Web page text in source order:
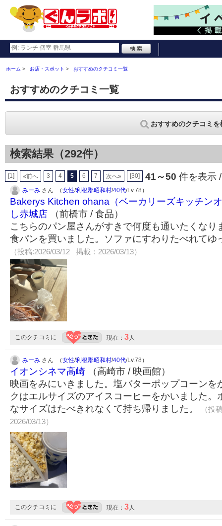
ホーム お店・スポット おすすめのクチコミ一覧
おすすめのクチコミ一覧
おすすめのクチコミを
検索結果（292件）
[1] «前へ 3 4 5 6 7 次へ» [30] 41～50 件を表示
みーみ さん （女性/利根郡昭和村/40代/Lv.78）
Bakerys Kitchen ohana（ベーカリーズキッチン
し赤城店 （前橋市 / 食品）
こちらのパン屋さんがすきで何度も通いたくなり
食パンを買いました。ソファにすわりたべれてゆ
（投稿:2026/03/12 掲載：2026/03/13）
このクチコミに 現在： 3人
みーみ さん （女性/利根郡昭和村/40代/Lv.78）
イオンシネマ高崎 （高崎市 / 映画館）
映画をみにいきました。塩バターポップコーンを
クはエルサイズのアイスコーヒーをかいました。
なサイズはたべきれなくて持ち帰りました。
（投
2026/03/13）
このクチコミに 現在： 3人